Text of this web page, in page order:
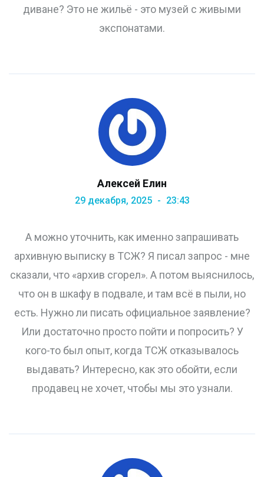
диване? Это не жильё - это музей с живыми
экспонатами.
Алексей Елин
29 декабря, 2025 23:43
А можно уточнить, как именно запрашивать
архивную выписку в ТСЖ? Я писал запрос - мне
сказали, что «архив сгорел». А потом выяснилось,
что он в шкафу в подвале, и там всё в пыли, но
есть. Нужно ли писать официальное заявление?
Или достаточно просто пойти и попросить? У
кого-то был опыт, когда ТСЖ отказывалось
выдавать? Интересно, как это обойти, если
продавец не хочет, чтобы мы это узнали.